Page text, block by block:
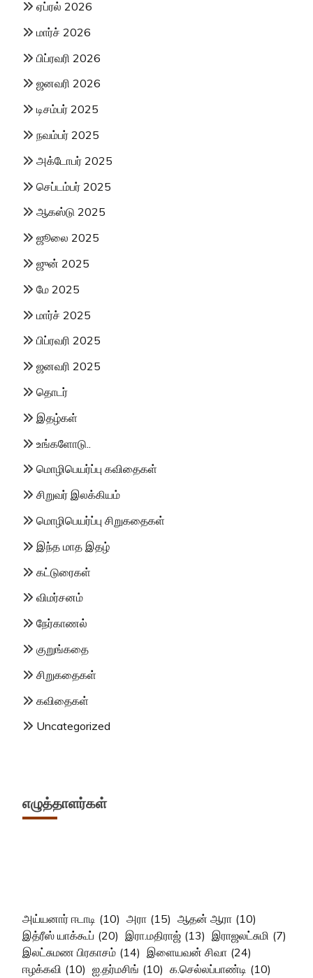
ஏப்ரல் 2026
மார்ச் 2026
பிப்ரவரி 2026
ஜனவரி 2026
டிசம்பர் 2025
நவம்பர் 2025
அக்டோபர் 2025
செப்டம்பர் 2025
ஆகஸ்டு 2025
ஜூலை 2025
ஜுன் 2025
மே 2025
மார்ச் 2025
பிப்ரவரி 2025
ஜனவரி 2025
தொடர்
இதழ்கள்
உங்களோடு..
மொழிபெயர்ப்பு கவிதைகள்
சிறுவர் இலக்கியம்
மொழிபெயர்ப்பு சிறுகதைகள்
இந்த மாத இதழ்
கட்டுரைகள்
விமர்சனம்
நேர்காணல்
குறுங்கதை
சிறுகதைகள்
கவிதைகள்
Uncategorized
எழுத்தாளர்கள்
அய்யனார் ஈடாடி (10) அரா (15) ஆதன் ஆரா (10)
இத்ரீஸ் யாக்கூப் (20) இரா.மதிராஜ் (13) இராஜலட்சுமி (7)
இலட்சுமண பிரகாசம் (14) இளையவன் சிவா (24)
ஈழக்கவி (10) ஐ.தர்மசிங் (10) க.செல்லப்பாண்டி (10)